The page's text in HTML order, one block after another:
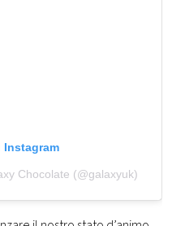
Instagram
Chocolate (@galaxyuk)